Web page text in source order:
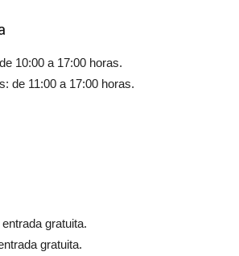
10:00 a 17:00 horas.
de 11:00 a 17:00 horas.
gratuita.
gratuita.